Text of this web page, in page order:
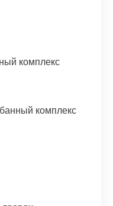
комплекс
комплекс